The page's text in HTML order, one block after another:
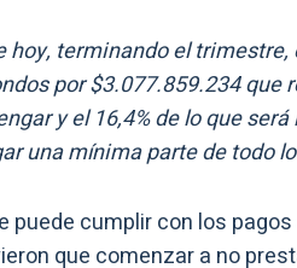
hoy, terminando el
por $3.077.859.234 que
y el 16,4% de lo que
una mínima parte de todo
puede cumplir con los
que comenzar a no